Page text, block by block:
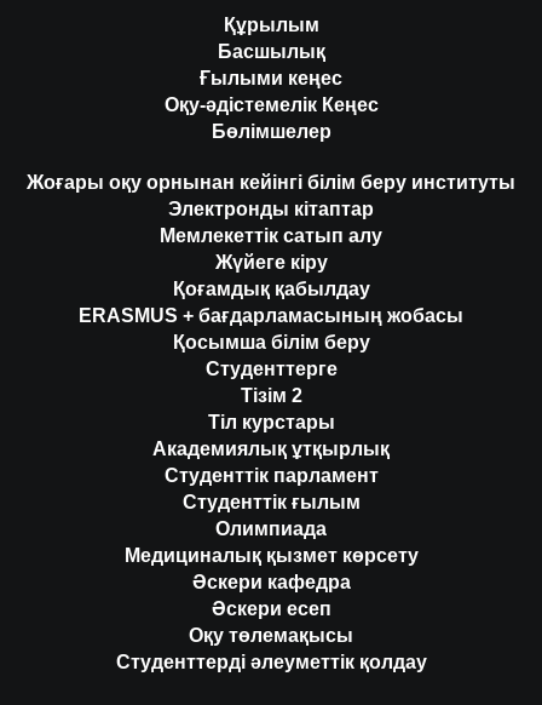
Құрылым
Басшылық
Ғылыми кеңес
Оқу-әдістемелік Кеңес
Бөлімшелер
Жоғары оқу орнынан кейінгі білім беру институты
Электронды кітаптар
Мемлекеттік сатып алу
Жүйеге кіру
Қоғамдық қабылдау
ERASMUS + бағдарламасының жобасы
Қосымша білім беру
Студенттерге
Тізім 2
Тіл курстары
Академиялық ұтқырлық
Студенттік парламент
Студенттік ғылым
Олимпиада
Медициналық қызмет көрсету
Әскери кафедра
Әскери есеп
Оқу төлемақысы
Студенттерді әлеуметтік қолдау